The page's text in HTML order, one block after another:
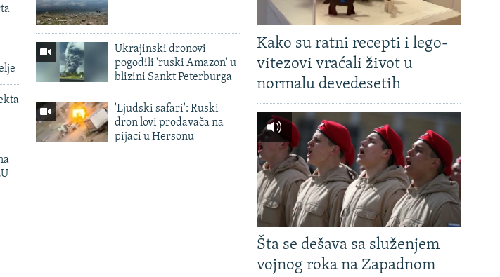
Ukrajinski dronovi
pogodili 'ruski Amazon' u
blizini Sankt Peterburga
'Ljudski safari': Ruski
dron lovi prodavača na
pijaci u Hersonu
Kako su ratni recepti i lego-
vitezovi vraćali život u
normalu devedesetih
Šta se dešava sa služenjem
vojnog roka na Zapadnom